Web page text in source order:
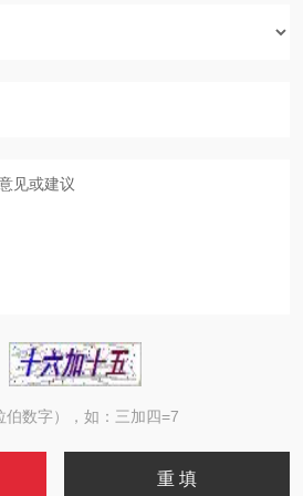
数字），如：三加四=7